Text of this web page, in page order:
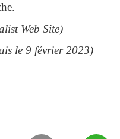
Web Site)
le 9 février 2023)